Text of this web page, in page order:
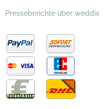
Presseberichte über weddix